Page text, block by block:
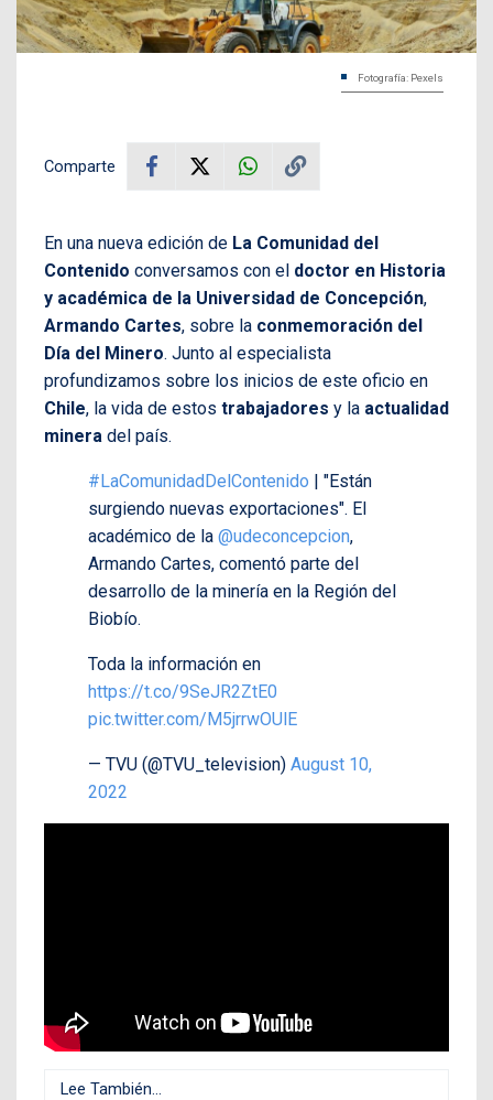
Fotografía: Pexels
Comparte
En una nueva edición de La Comunidad del
Contenido conversamos con el doctor en Historia
y académica de la Universidad de Concepción,
Armando Cartes, sobre la conmemoración del
Día del Minero. Junto al especialista
profundizamos sobre los inicios de este oficio en
Chile, la vida de estos trabajadores y la actualidad
minera del país.
#LaComunidadDelContenido | "Están
surgiendo nuevas exportaciones". El
académico de la @udeconcepcion,
Armando Cartes, comentó parte del
desarrollo de la minería en la Región del
Biobío.
Toda la información en
https://t.co/9SeJR2ZtE0
pic.twitter.com/M5jrrwOUlE
— TVU (@TVU_television) August 10,
2022
Lee También...